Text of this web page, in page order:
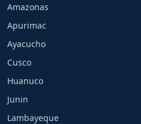
Amazonas
Apurimac
Ayacucho
Cusco
Huanuco
Junin
Lambayeque